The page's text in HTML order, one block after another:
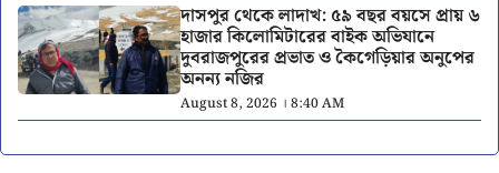
দাসপুর থেকে লাদাখ: ৫৯ বছর বয়সে প্রায় ৬
হাজার কিলোমিটারের বাইক অভিযানে
দুবরাজপুরের প্রভাত ও কৈগেড়িয়ার অনুপের
অনন্য নজির
August 8, 2026 । 8:40 AM